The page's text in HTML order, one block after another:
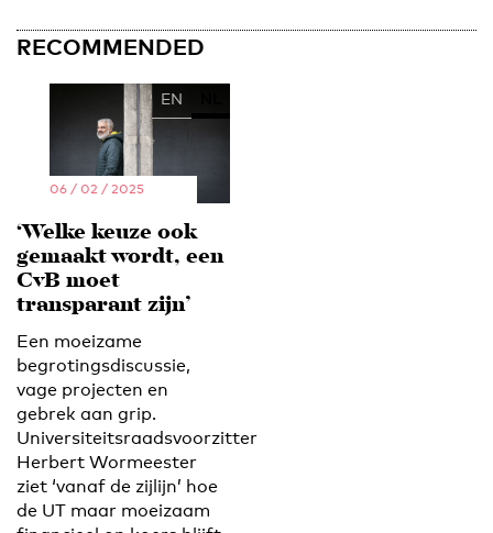
RECOMMENDED
EN
06 / 02 / 2025
‘Welke keuze ook
gemaakt wordt, een
CvB moet
transparant zijn’
Een moeizame
begrotingsdiscussie,
vage projecten en
gebrek aan grip.
Universiteitsraadsvoorzitter
Herbert Wormeester
ziet ‘vanaf de zijlijn’ hoe
de UT maar moeizaam